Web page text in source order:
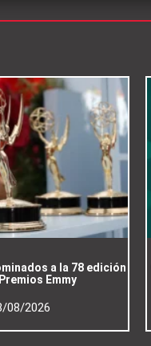
a la 78 edición
Emmy
08/2026